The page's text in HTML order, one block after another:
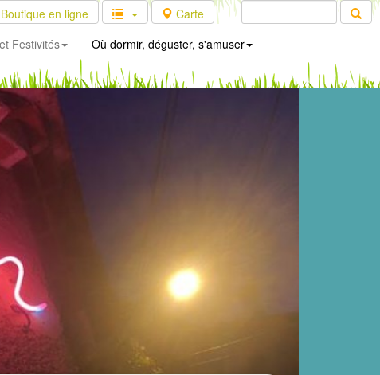
Boutique en ligne
Carte
et Festivités Où dormir, déguster, s'amuser